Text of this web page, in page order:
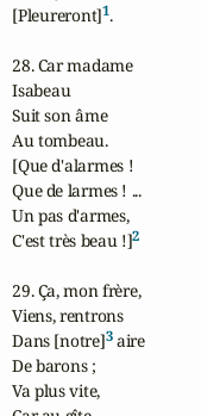
[Pleureront]1.
28. Car madame
Isabeau
Suit son âme
Au tombeau.
[Que d'alarmes !
Que de larmes ! ...
Un pas d'armes,
C'est très beau !]2
29. Ça, mon frère,
Viens, rentrons
Dans [notre]3 aire
De barons ;
Va plus vite,